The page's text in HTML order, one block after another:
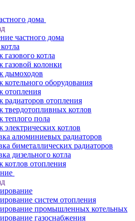
дома
частного дома
котла
колонки
дымоходов
оборудования
отопления
отопления
твердотопливных котлов
теплого пола
котлов
алюминиевых радиаторов
биметаллических радиаторов
дизельного котла
котлов отопления
систем отопления
промышленных котельных
газоснабжения